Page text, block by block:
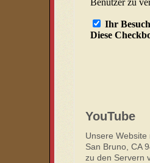
YouTube
Unsere Website
San Bruno, CA
zu den Servern